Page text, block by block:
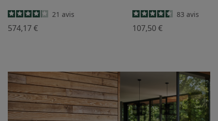
21 avis
574,17 €
83 avis
107,50 €